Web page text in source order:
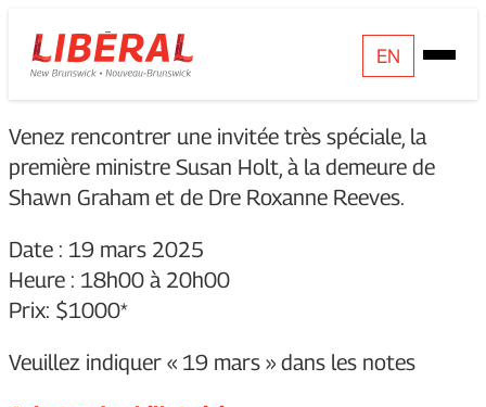
Skip
to
content
Homepage
Link
EN
Open
Mobile
Venez rencontrer une invitée très spéciale, la
première ministre Susan Holt, à la demeure de
Shawn Graham et de Dre Roxanne Reeves.
Date : 19 mars 2025
Heure : 18h00 à 20h00
Prix: $1000*
Veuillez indiquer « 19 mars » dans les notes